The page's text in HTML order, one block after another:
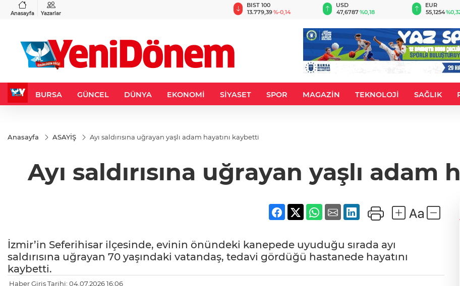
Anasayfa Yazarlar
%-0,22
BIST 100
13.779,39%-0,14
USD
47,6787%0,18
EUR
55,1254
BURSA GÜNCEL DÜNYA EKONOMİ SİYASET SPOR MAGAZİN TEKNOLOJİ SAĞLIK
Anasayfa ASAYİŞ Ayı saldırısına uğrayan yaşlı adam hayatını kaybetti
Ayı saldırısına uğrayan yaşlı adam
İzmir’in Seferihisar ilçesinde, evinin önündeki kanepede uyuduğu sırada ayı
saldırısına uğrayan 70 yaşındaki vatandaş, tedavi gördüğü hastanede hayatını
kaybetti.
Haber Giriş Tarihi: 04.07.2026 16:06